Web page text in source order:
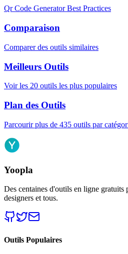
Qr Code Generator Best Practices
Comparaison
Comparer des outils similaires
Meilleurs Outils
Voir les 20 outils les plus populaires
Plan des Outils
Parcourir plus de 435 outils par
Yoopla
Des centaines d'outils en ligne gratuits
designers et tous.
Outils Populaires